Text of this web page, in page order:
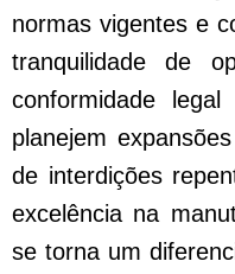
normas vigentes e
tranquilidade de
conformidade
planejem
de interdições
excelência na
se torna um